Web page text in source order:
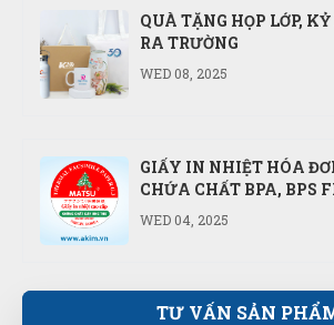
QUÀ TẶNG HỌP LỚP,
RA TRƯỜNG
WED 08, 2025
GIẤY IN NHIỆT HÓA
CHỨA CHẤT BPA, BPS
WED 04, 2025
TƯ VẤN SẢN